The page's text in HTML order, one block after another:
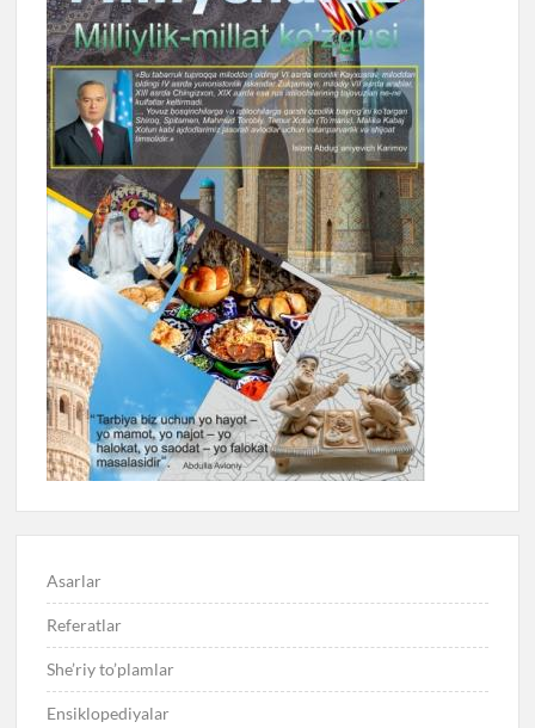
Asarlar
Referatlar
She’riy to’plamlar
Ensiklopediyalar